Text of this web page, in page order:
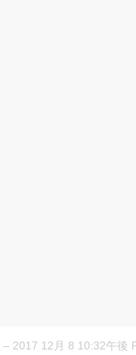
– 2017 12月 8 10:32午後